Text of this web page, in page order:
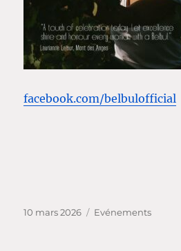
facebook.com/belbulofficial
Publié
10 mars 2026 Catégories
Evénements